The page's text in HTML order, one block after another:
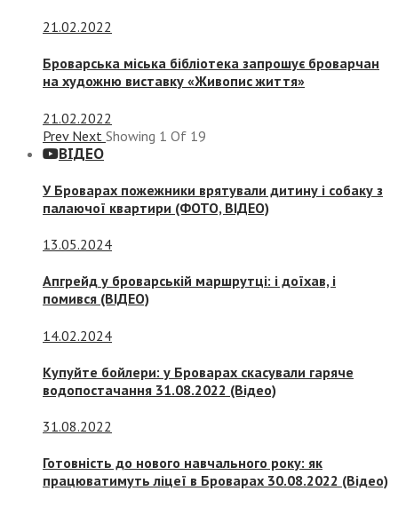
21.02.2022
Броварська міська бібліотека запрошує броварчан
на художню виставку «Живопис життя»
21.02.2022
Prev Next Showing 1 Of 19
ВІДЕО
У Броварах пожежники врятували дитину і собаку з
палаючої квартири (ФОТО, ВІДЕО)
13.05.2024
Апгрейд у броварській маршрутці: і доїхав, і
помився (ВІДЕО)
14.02.2024
Купуйте бойлери: у Броварах скасували гаряче
водопостачання 31.08.2022 (Відео)
31.08.2022
Готовність до нового навчального року: як
працюватимуть ліцеї в Броварах 30.08.2022 (Відео)